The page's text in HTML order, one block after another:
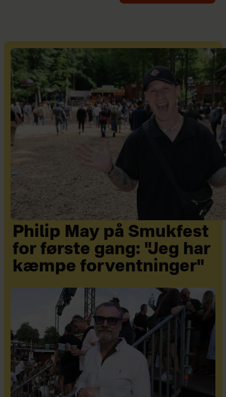
Philip May på Smukfest
for første gang: "Jeg har
kæmpe forventninger"